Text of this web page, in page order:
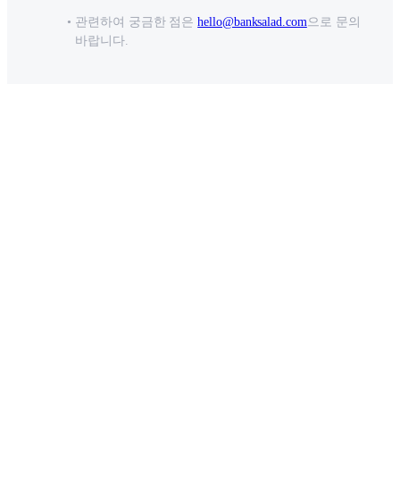
관련하여 궁금한 점은 hello@banksalad.com으로 문의
바랍니다.